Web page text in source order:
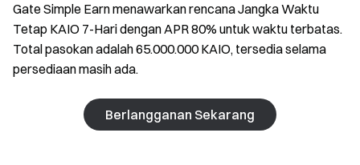
Gate Simple Earn menawarkan rencana Jangka Waktu
Tetap KAIO 7-Hari dengan APR 80% untuk waktu terbatas.
Total pasokan adalah 65.000.000 KAIO, tersedia selama
persediaan masih ada.
Berlangganan Sekarang